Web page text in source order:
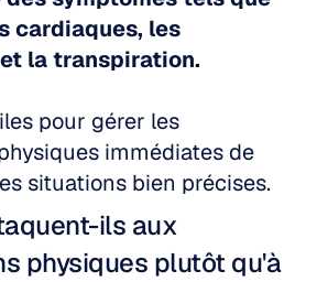
cardiaques, les
la transpiration.
pour gérer les
immédiates de
situations bien précises.
ils aux
physiques plutôt qu'à